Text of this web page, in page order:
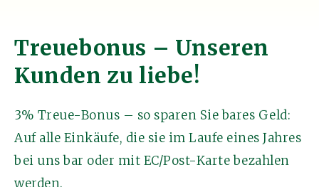
Treuebonus – Unseren
Kunden zu liebe!
3% Treue-Bonus – so sparen Sie bares Geld:
Auf alle Einkäufe, die sie im Laufe eines Jahres
bei uns bar oder mit EC/Post-Karte bezahlen
werden.